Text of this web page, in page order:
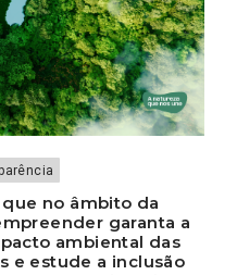
no âmbito da
garanta a
ambiental das
e estude a inclusão